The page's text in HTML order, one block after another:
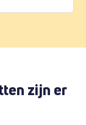
zijn er